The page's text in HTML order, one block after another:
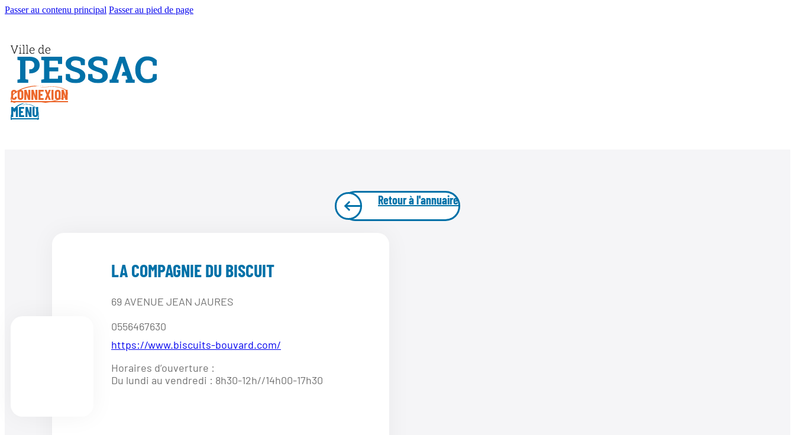
Passer au contenu principal Passer au pied de page
CONNEXION
MENU
Retour à l'annuaire
LA COMPAGNIE DU BISCUIT
69 AVENUE JEAN JAURES
0556467630
https://www.biscuits-bouvard.com/
Horaires d’ouverture :
Du lundi au vendredi : 8h30-12h//14h00-17h30